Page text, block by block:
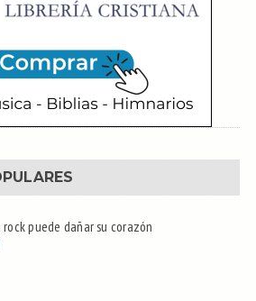
rock puede dañar su corazón